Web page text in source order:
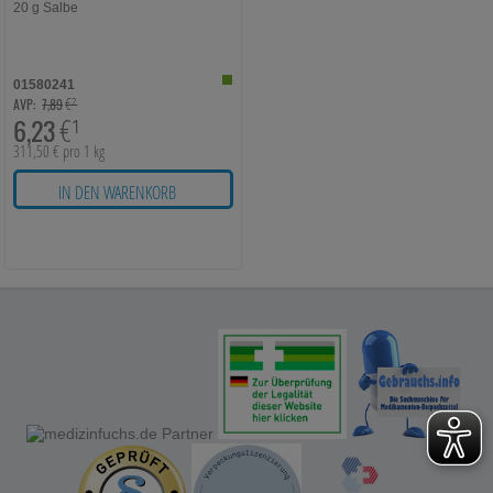
Website weiter für Sie optimieren können, den Inhalt
auf unserer Website aber auch die Werbung auf
Drittseiten möglichst relevant für Sie zu gestalten.
Bitte beachten Sie, dass Daten hierfür teilweise an
Dritte wie z.B. Google oder soziale Medien
übertragen werden.
20 g Salbe
01580241
AVP: 7,89€²
6,23€¹
311,50 € pro 1 kg
IN DEN WARENKORB